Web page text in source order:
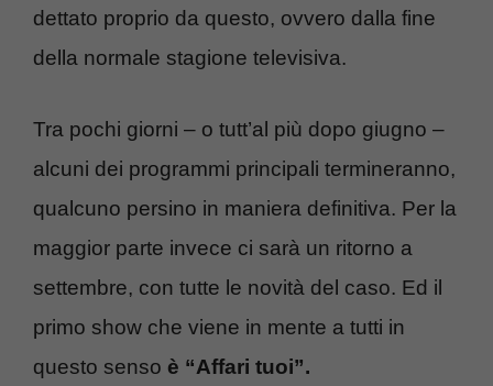
dettato proprio da questo, ovvero dalla fine
della normale stagione televisiva.
Tra pochi giorni – o tutt’al più dopo giugno –
alcuni dei programmi principali termineranno,
qualcuno persino in maniera definitiva. Per la
maggior parte invece ci sarà un ritorno a
settembre, con tutte le novità del caso. Ed il
primo show che viene in mente a tutti in
questo senso è “Affari tuoi”.